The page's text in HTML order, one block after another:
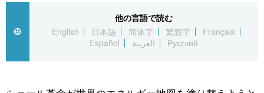
Images
People
他の言語で読む
English
日本語 简体字 繁體字
Français
Español
العربية Русский